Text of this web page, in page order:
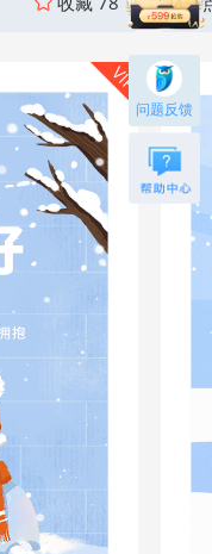
VIP
问题反馈